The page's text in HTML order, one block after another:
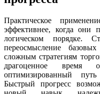
Практическое
эффективнее, когда они
логическом порядке.
переосмысление
сложным стратегиям
драгоценное время
оптимизированный
Быстрый прогресс